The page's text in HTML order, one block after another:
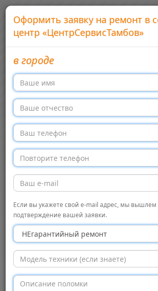
Добавить сервисный центр Войти
Сервисные центры бытовой
Меню →
Главная
ЦентрСервисТамбов, Тамбов
Сервисный центр
Сервисный
центр
Оформить заявку на ремонт в
центр «ЦентрСервисТамбов»
в городе
Если вы укажете свой e-mail адрес, мы вышлем
подтверждение вашей заявки.